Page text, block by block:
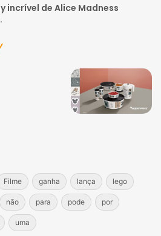
incrível de Alice Madness
Filme ganha lança lego
não para pode por
uma